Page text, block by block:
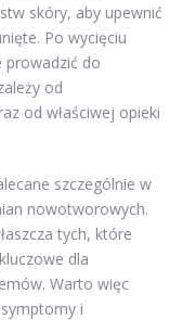
skóry, aby upewnić
Po wycięciu
prowadzić do
od
od właściwej opieki
szczególnie w
nowotworowych.
tych, które
dla
Warto więc
i